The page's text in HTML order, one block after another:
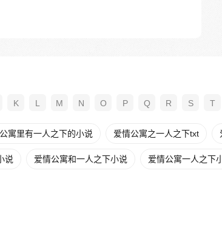
K L M N O P Q R S T
寓里有一人之下的小说 爱情公寓之一人之下txt
说 爱情公寓和一人之下小说 爱情公寓一人之下